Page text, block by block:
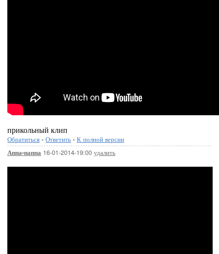
прикольный клип
Обратиться - Ответить - К полной версии
Аппа-паппа 16-01-2014-19:00 удалить